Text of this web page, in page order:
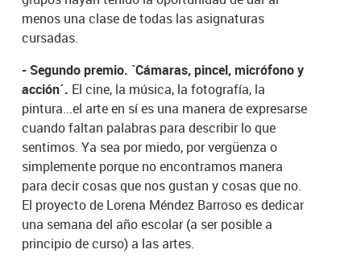
menos una clase de todas las asignaturas
cursadas.
- Segundo premio. `Cámaras, pincel, micrófono y
acción´. El cine, la música, la fotografía, la
pintura...el arte en sí es una manera de expresarse
cuando faltan palabras para describir lo que
sentimos. Ya sea por miedo, por vergüenza o
simplemente porque no encontramos manera
para decir cosas que nos gustan y cosas que no.
El proyecto de Lorena Méndez Barroso es dedicar
una semana del año escolar (a ser posible a
principio de curso) a las artes.